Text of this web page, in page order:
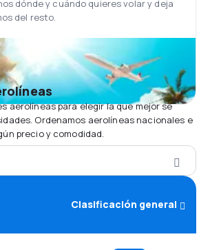
dónde y cuándo quieres volar y deja
del resto.
aerolíneas para elegir la que mejor se
Ordenamos aerolíneas nacionales e
precio y comodidad.
Clasificación general